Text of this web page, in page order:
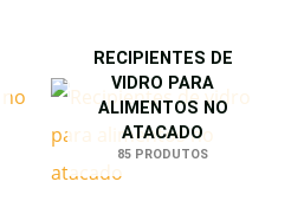
RECIPIENTES DE
VIDRO PARA
ALIMENTOS NO
ATACADO
85 PRODUTOS